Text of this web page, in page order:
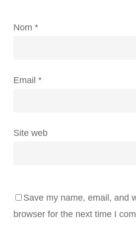
Nom *
Email *
Site web
Save my name, email, and
browser for the next time I